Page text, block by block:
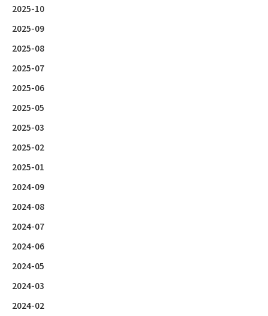
2025-10
2025-09
2025-08
2025-07
2025-06
2025-05
2025-03
2025-02
2025-01
2024-09
2024-08
2024-07
2024-06
2024-05
2024-03
2024-02